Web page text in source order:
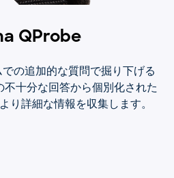
QProbe
の追加的な質問で掘り下げる
不十分な回答から個別化された
り詳細な情報を収集します。